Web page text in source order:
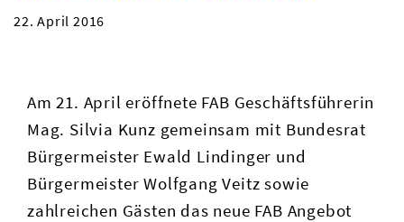
22. April 2016
Am 21. April eröffnete FAB Geschäftsführerin
Mag. Silvia Kunz gemeinsam mit Bundesrat
Bürgermeister Ewald Lindinger und
Bürgermeister Wolfgang Veitz sowie
zahlreichen Gästen das neue FAB Angebot